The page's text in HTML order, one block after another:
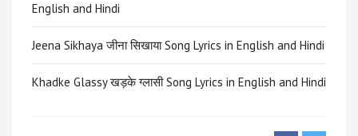
English and Hindi
Jeena Sikhaya जीना सिखाया Song Lyrics in English and Hindi
Khadke Glassy खड़के ग्लासी Song Lyrics in English and Hindi